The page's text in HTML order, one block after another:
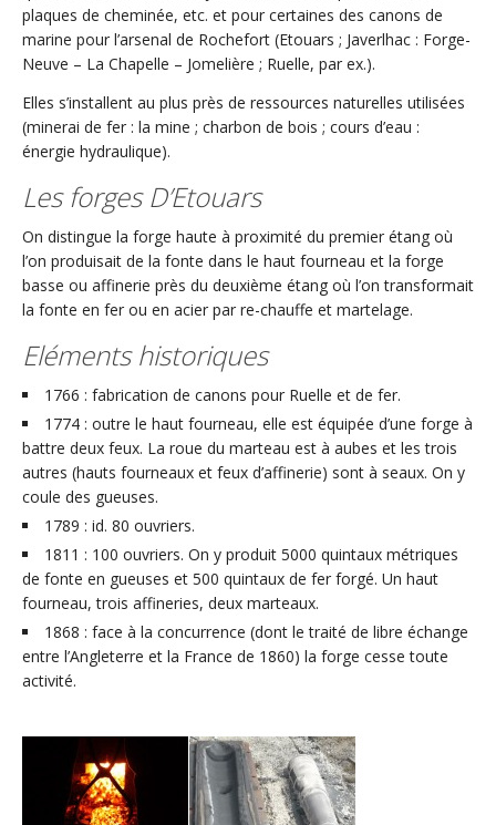
plaques de cheminée, etc. et pour certaines des canons de
marine pour l’arsenal de Rochefort (Etouars ; Javerlhac : Forge-
Neuve – La Chapelle – Jomelière ; Ruelle, par ex.).
Elles s’installent au plus près de ressources naturelles utilisées
(minerai de fer : la mine ; charbon de bois ; cours d’eau :
énergie hydraulique).
Les forges D’Etouars
On distingue la forge haute à proximité du premier étang où
l’on produisait de la fonte dans le haut fourneau et la forge
basse ou affinerie près du deuxième étang où l’on transformait
la fonte en fer ou en acier par re-chauffe et martelage.
Eléments historiques
1766 : fabrication de canons pour Ruelle et de fer.
1774 : outre le haut fourneau, elle est équipée d’une forge à
battre deux feux. La roue du marteau est à aubes et les trois
autres (hauts fourneaux et feux d’affinerie) sont à seaux. On y
coule des gueuses.
1789 : id. 80 ouvriers.
1811 : 100 ouvriers. On y produit 5000 quintaux métriques
de fonte en gueuses et 500 quintaux de fer forgé. Un haut
fourneau, trois affineries, deux marteaux.
1868 : face à la concurrence (dont le traité de libre échange
entre l’Angleterre et la France de 1860) la forge cesse toute
activité.